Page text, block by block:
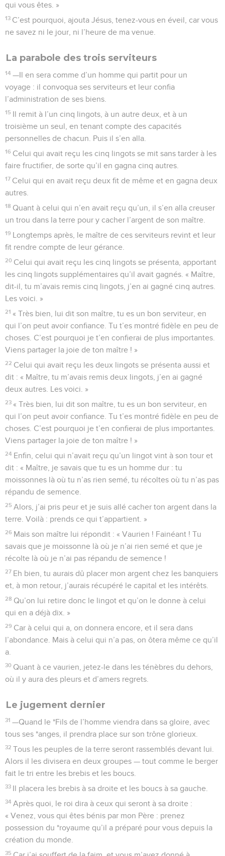
qui vous êtes. »
13 C’est pourquoi, ajouta Jésus, tenez-vous en éveil, car vous
ne savez ni le jour, ni l’heure de ma venue.
La parabole des trois serviteurs
14 —Il en sera comme d’un homme qui partit pour un
voyage : il convoqua ses serviteurs et leur confia
l’administration de ses biens.
15 Il remit à l’un cinq lingots, à un autre deux, et à un
troisième un seul, en tenant compte des capacités
personnelles de chacun. Puis il s’en alla.
16 Celui qui avait reçu les cinq lingots se mit sans tarder à les
faire fructifier, de sorte qu’il en gagna cinq autres.
17 Celui qui en avait reçu deux fit de même et en gagna deux
autres.
18 Quant à celui qui n’en avait reçu qu’un, il s’en alla creuser
un trou dans la terre pour y cacher l’argent de son maître.
19 Longtemps après, le maître de ces serviteurs revint et leur
fit rendre compte de leur gérance.
20 Celui qui avait reçu les cinq lingots se présenta, apportant
les cinq lingots supplémentaires qu’il avait gagnés. « Maître,
dit-il, tu m’avais remis cinq lingots, j’en ai gagné cinq autres.
Les voici. »
21 « Très bien, lui dit son maître, tu es un bon serviteur, en
qui l’on peut avoir confiance. Tu t’es montré fidèle en peu de
choses. C’est pourquoi je t’en confierai de plus importantes.
Viens partager la joie de ton maître ! »
22 Celui qui avait reçu les deux lingots se présenta aussi et
dit : « Maître, tu m’avais remis deux lingots, j’en ai gagné
deux autres. Les voici. »
23 « Très bien, lui dit son maître, tu es un bon serviteur, en
qui l’on peut avoir confiance. Tu t’es montré fidèle en peu de
choses. C’est pourquoi je t’en confierai de plus importantes.
Viens partager la joie de ton maître ! »
24 Enfin, celui qui n’avait reçu qu’un lingot vint à son tour et
dit : « Maître, je savais que tu es un homme dur : tu
moissonnes là où tu n’as rien semé, tu récoltes où tu n’as pas
répandu de semence.
25 Alors, j’ai pris peur et je suis allé cacher ton argent dans la
terre. Voilà : prends ce qui t’appartient. »
26 Mais son maître lui répondit : « Vaurien ! Fainéant ! Tu
savais que je moissonne là où je n’ai rien semé et que je
récolte là où je n’ai pas répandu de semence !
27 Eh bien, tu aurais dû placer mon argent chez les banquiers
et, à mon retour, j’aurais récupéré le capital et les intérêts.
28 Qu’on lui retire donc le lingot et qu’on le donne à celui
qui en a déjà dix. »
29 Car à celui qui a, on donnera encore, et il sera dans
l’abondance. Mais à celui qui n’a pas, on ôtera même ce qu’il
a.
30 Quant à ce vaurien, jetez-le dans les ténèbres du dehors,
où il y aura des pleurs et d’amers regrets.
Le jugement dernier
31 —Quand le *Fils de l’homme viendra dans sa gloire, avec
tous ses *anges, il prendra place sur son trône glorieux.
32 Tous les peuples de la terre seront rassemblés devant lui.
Alors il les divisera en deux groupes — tout comme le berger
fait le tri entre les brebis et les boucs.
33 Il placera les brebis à sa droite et les boucs à sa gauche.
34 Après quoi, le roi dira à ceux qui seront à sa droite :
« Venez, vous qui êtes bénis par mon Père : prenez
possession du *royaume qu’il a préparé pour vous depuis la
création du monde.
35